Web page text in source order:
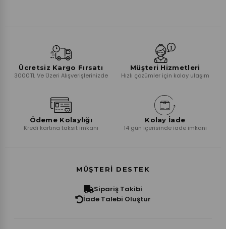
Ücretsiz Kargo Fırsatı
3000TL Ve Üzeri Alışverişlerinizde
Müşteri Hizmetleri
Hızlı çözümler için kolay ulaşım
Ödeme Kolaylığı
Kredi kartına taksit imkanı
Kolay İade
14 gün içerisinde iade imkanı
MÜŞTERI DESTEK
Sipariş Takibi
İade Talebi Oluştur